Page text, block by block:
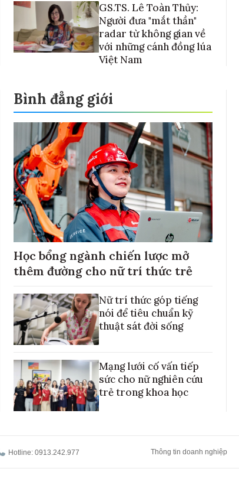
GS.TS. Lê Toàn Thủy:
Người đưa "mắt thần"
radar từ không gian về
với những cánh đồng lúa
Việt Nam
Bình đẳng giới
Học bổng ngành chiến lược mở
thêm đường cho nữ trí thức trẻ
Nữ trí thức góp tiếng
nói để tiêu chuẩn kỹ
thuật sát đời sống
Mạng lưới cố vấn tiếp
sức cho nữ nghiên cứu
trẻ trong khoa học
Hotline: 0913.242.977 Thông tin doanh nghiệp